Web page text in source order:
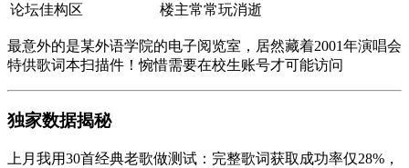
论坛佳构区
楼主常常玩消逝
最意外的是某外语学院的电子阅览室，居然藏着2001年演唱会
特供歌词本扫描件！惋惜需要在校生账号才可能访问
独家数据揭秘
上月我用30首经典老歌做测试：完整歌词获取成功率仅28%，